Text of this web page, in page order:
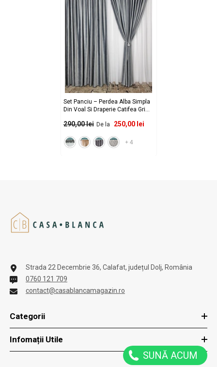
Set Panciu – Perdea Alba Simpla
Din Voal Si Draperie Catifea Gri
In Nuante De Gri Sau Alb –
Rejansa Sina/Galerie
290,00 lei De la 250,00 lei
+ 4
Strada 22 Decembrie 36, Calafat, județul Dolj, România
0760 121 709
contact@casablancamagazin.ro
Categorii
Infomații Utile
SUNĂ ACUM